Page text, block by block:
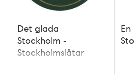
Det glada
Stockholm -
Stockholmslåtar
En